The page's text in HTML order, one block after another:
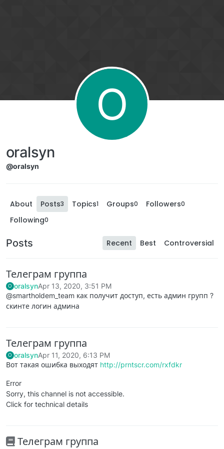
O
oralsyn
@oralsyn
About Posts3 Topics1 Groups0 Followers0
Following0
Posts Recent Best Controversial
Телеграм группа
O oralsynApr 13, 2020, 3:51 PM
@smartholdem_team как получит доступ, есть админ групп ?
скинте логин админа
Телеграм группа
O oralsynApr 11, 2020, 6:13 PM
Вот такая ошибка выходят http://prntscr.com/rxfdkr
Error
Sorry, this channel is not accessible.
Click for technical details
Телеграм группа